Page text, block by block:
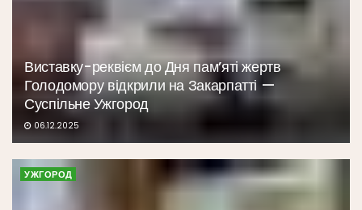
Виставку-реквієм до Дня пам’яті жертв
Голодомору відкрили на Закарпатті —
Суспільне Ужгород
06.12.2025
УЖГОРОД